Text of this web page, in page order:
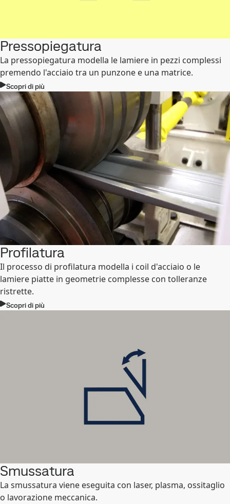
Pressopiegatura
La pressopiegatura modella le lamiere in pezzi complessi
premendo l'acciaio tra un punzone e una matrice.
Scopri di più
Profilatura
Il processo di profilatura modella i coil d'acciaio o le
lamiere piatte in geometrie complesse con tolleranze
ristrette.
Scopri di più
Smussatura
La smussatura viene eseguita con laser, plasma, ossitaglio
o lavorazione meccanica.